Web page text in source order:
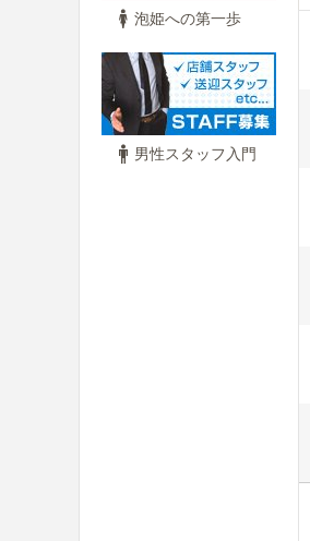
泡姫への第一歩
男性スタッフ入門